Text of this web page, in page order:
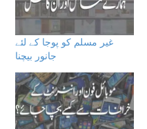
غیر مسلم کو پوجا کے لئے
جانور بیچنا